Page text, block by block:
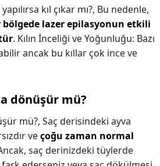
kıl çıkar mı?, Bu nedenle,
bölgede lazer epilasyonun etkili
. Kılın İnceliği ve Yoğunluğu: Bazı
ancak bu kıllar çok ince ve
dönüşür mü?
mü?, Saç derisindeki ayva
veçoğu zaman normal
saç derinizdeki tüylerde